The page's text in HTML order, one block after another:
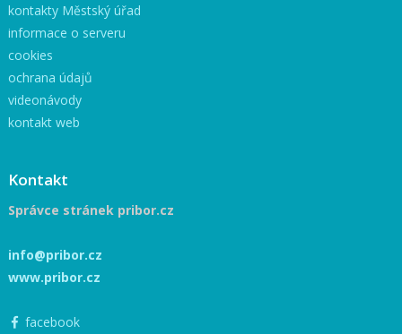
kontakty Městský úřad
informace o serveru
cookies
ochrana údajů
videonávody
kontakt web
Kontakt
Správce stránek pribor.cz
info@pribor.cz
www.pribor.cz
facebook